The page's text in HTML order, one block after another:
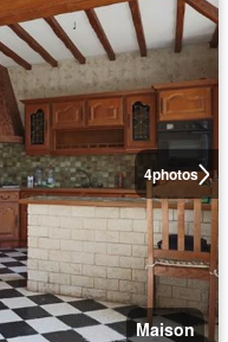
4photos
Maison